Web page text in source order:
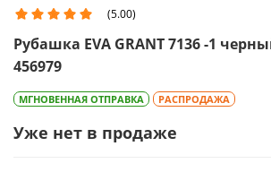
(5.00)
Рубашка EVA GRANT 7136 -1
456979
МГНОВЕННАЯ ОТПРАВКА РАСПРОДАЖА
Уже нет в продаже